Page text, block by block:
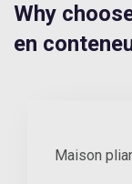
Why
en
Maison